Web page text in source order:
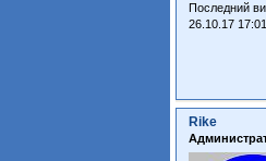
Последний
26.10.17
Rike